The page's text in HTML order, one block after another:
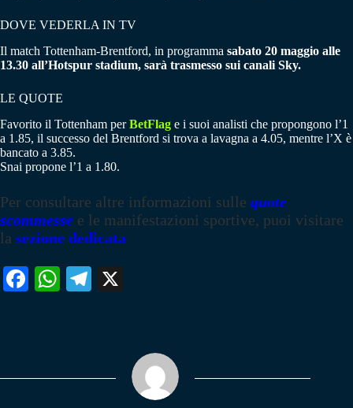
DOVE VEDERLA IN TV
Il match Tottenham-Brentford, in programma sabato 20 maggio alle
13.30 all’Hotspur stadium, sarà trasmesso sui canali Sky.
LE QUOTE
Favorito il Tottenham perBetFlag e i suoi analisti che propongono l’1
a 1.85, il successo del Brentford si trova a lavagna a 4.05, mentre l’X è
bancato a 3.85.
Snai propone l’1 a 1.80.
Per consultare altre informazioni sulle quote
scommesse e le manifestazioni sportive, puoi visitare
la sezione dedicata
Fa W
pp
Te
m